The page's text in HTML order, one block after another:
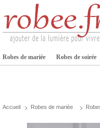
Robes de mariée Robes de soirée
Accueil Robes de mariée